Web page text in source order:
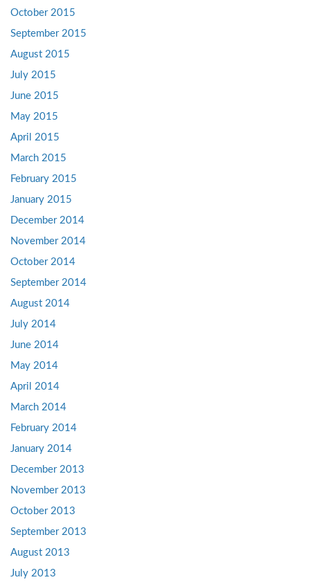
October 2015
September 2015
August 2015
July 2015
June 2015
May 2015
April 2015
March 2015
February 2015
January 2015
December 2014
November 2014
October 2014
September 2014
August 2014
July 2014
June 2014
May 2014
April 2014
March 2014
February 2014
January 2014
December 2013
November 2013
October 2013
September 2013
August 2013
July 2013